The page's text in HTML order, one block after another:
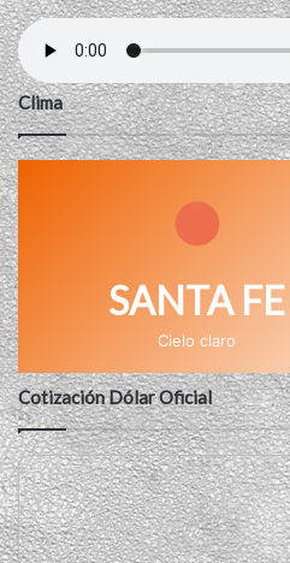
Clima
SANTA FE
Cielo claro
Cotización Dólar Oficial